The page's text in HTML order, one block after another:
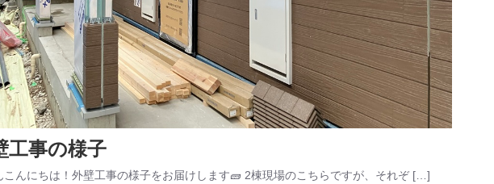
工事の様子
こんにちは！外壁工事の様子をお届けします🧱 2棟現場のこちらですが、それぞ […]